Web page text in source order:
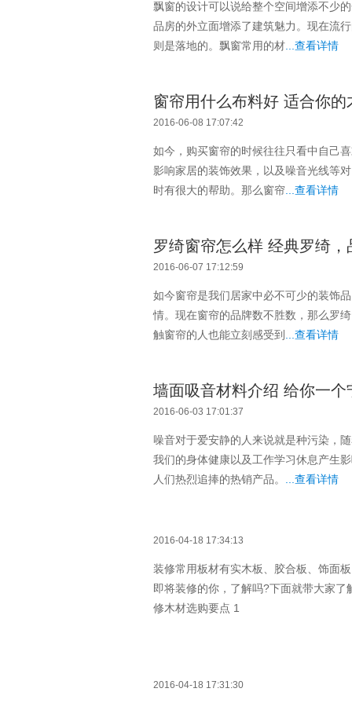
飘窗的设计可以说给整个空间增添不少
品房的外立面增添了建筑魅力。现在流
则是落地的。飘窗常用的材 ...查看详情
窗帘用什么布料好 适合你的
2016-06-08 17:07:42
如今，购买窗帘的时候往往只看中自己
影响家居的装饰效果，以及噪音光线等
时有很大的帮助。那么窗帘 ...查看详情
罗绮窗帘怎么样 经典罗绮，
2016-06-07 17:12:59
如今窗帘是我们居家中必不可少的装饰
情。现在窗帘的品牌数不胜数，那么罗
触窗帘的人也能立刻感受到
...查看详情
墙面吸音材料介绍 给你一个
2016-06-03 17:01:37
噪音对于爱安静的人来说就是种污染，
我们的身体健康以及工作学习休息产生
人们热烈追捧的热销产品。
...查看详情
2016-04-18 17:34:13
装修常用板材有实木板、胶合板、饰面
即将装修的你，了解吗?下面就带大家
修木材选购要点 1
2016-04-18 17:31:30